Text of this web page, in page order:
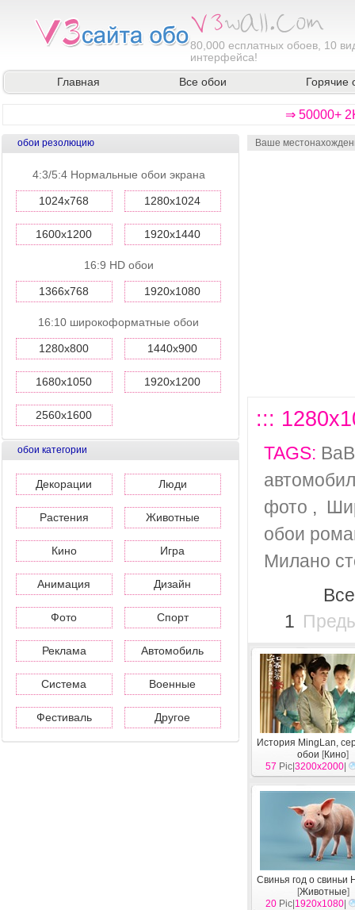
80,000 есплатных обоев, 10
интерфейса!
Главная
Все обои Горячие
⇒ 50000+
обои резолюцию
4:3/5:4 Нормальные обои экрана
1024x768 1280x1024
1600x1200 1920x1440
16:9 HD обои
1366x768 1920x1080
16:10 широкоформатные обои
1280x800 1440x900
1680x1050 1920x1200
2560x1600
обои категории
Декорации Люди
Растения Животные
Кино Игра
Анимация Дизайн
Фото Спорт
Реклама Автомобиль
Система Военные
Фестиваль Другое
Ваше
:::
TAGS:
фото ,
обои
Милано
1
История MingLan,
обои [Кино]
57 Pic|3200x2000
Свинья год о свиньи
[Животные]
20 Pic| 1920x1080